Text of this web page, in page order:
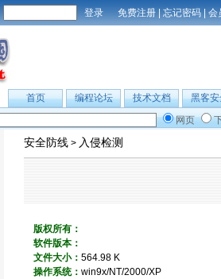
免费注册 | 忘记密码 | 会
首页 编程论坛 技术文档
黑客安
网页
安全防线 > 入侵检测
版权所有：
软件版本：
文件大小： 564.98 K
操作系统： win9x/NT/2000/XP